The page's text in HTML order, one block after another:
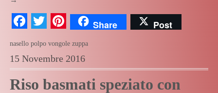
Facebook
TwitterPinterest
Share Post
nasello polpo vongole zuppa
15 Novembre 2016
Riso basmati speziato con